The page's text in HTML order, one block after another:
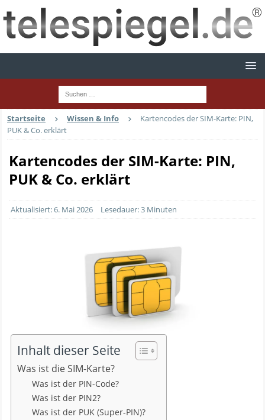
Startseite Wissen & Info
Kartencodes der SIM-Karte: PIN,
PUK & Co. erklärt
Kartencodes der SIM-Karte: PIN,
PUK & Co. erklärt
Aktualisiert: 6. Mai 2026 Lesedauer: 3 Minuten
Inhalt dieser Seite
Was ist die SIM-Karte?
Was ist der PIN-Code?
Was ist der PIN2?
Was ist der PUK (Super-PIN)?